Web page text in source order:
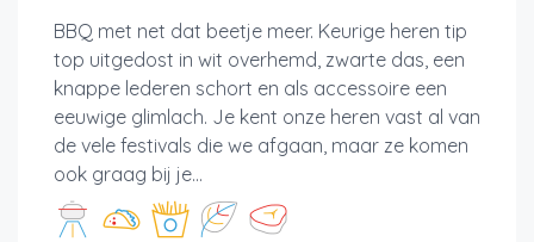
BBQ met net dat beetje meer. Keurige heren tip
top uitgedost in wit overhemd, zwarte das, een
knappe lederen schort en als accessoire een
eeuwige glimlach. Je kent onze heren vast al van
de vele festivals die we afgaan, maar ze komen
ook graag bij je...